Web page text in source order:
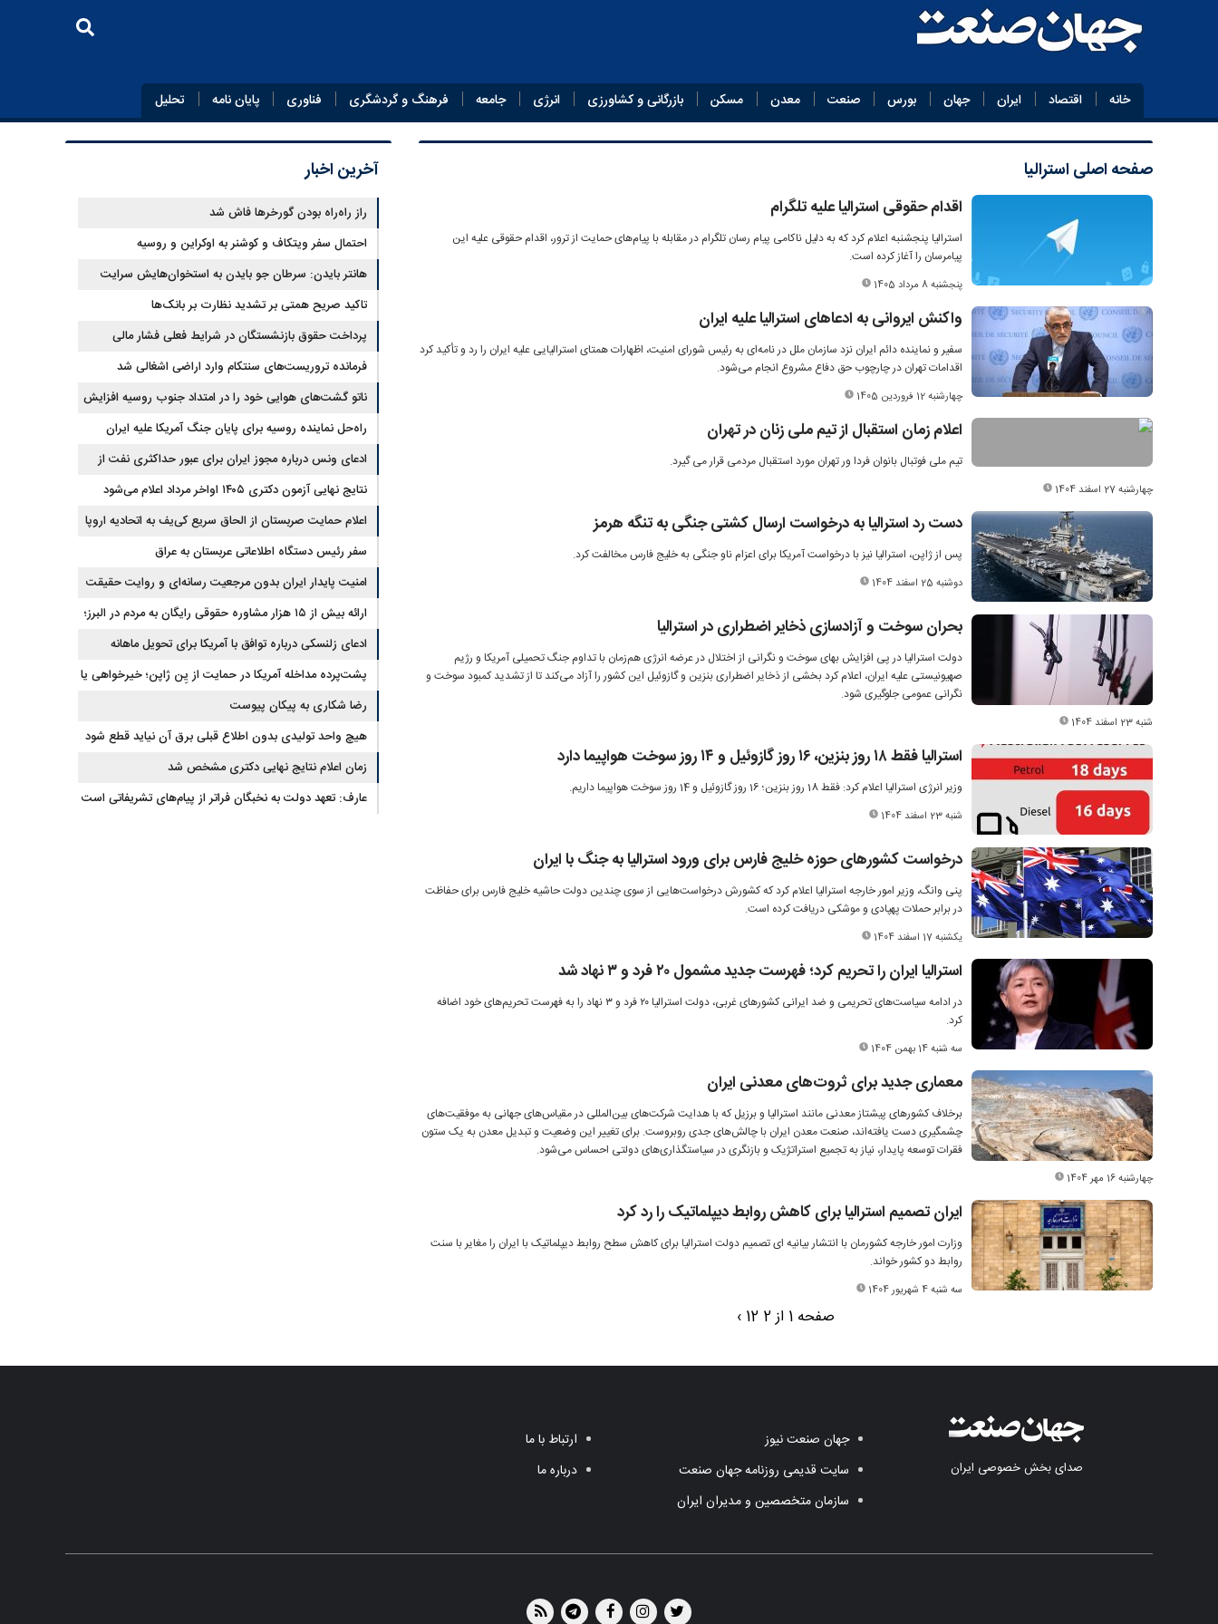
خانه اقتصاد ایران جهان بورس صنعت معدن مسکن بازرگانی و کشاورزی انرژی جامعه فرهنگ و گردشگری فناوری پایان‌ نامه تحلیل
صفحه اصلیاسترالیا
اقدام حقوقی استرالیا علیه تلگرام
استرالیا پنجشنبه اعلام کرد که به دلیل ناکامی پیام رسان تلگرام در مقابله با پیام‌های حمایت از ترور، اقدام حقوقی علیه این
پیامرسان را آغاز کرده است.
پنجشنبه 8 مرداد 1405
واکنش ایروانی به ادعاهای استرالیا علیه ایران
سفیر و نماینده دائم ایران نزد سازمان ملل در نامه‌ای به رئیس شورای امنیت، اظهارات همتای استرالیایی علیه ایران را رد و تأکید کرد
اقدامات تهران در چارچوب حق دفاع مشروع انجام می‌شود.
چهارشنبه 12 فروردین 1405
اعلام زمان استقبال از تیم ملی زنان در تهران
تیم ملی فوتبال بانوان فردا ور تهران مورد استقبال مردمی قرار می گیرد.
چهارشنبه 27 اسفند 1404
دست رد استرالیا به درخواست ارسال کشتی جنگی به تنگه هرمز
پس از ژاپن، استرالیا نیز با درخواست آمریکا برای اعزام ناو جنگی به خلیج فارس مخالفت کرد.
دوشنبه 25 اسفند 1404
بحران سوخت و آزادسازی ذخایر اضطراری در استرالیا
دولت استرالیا در پی افزایش بهای سوخت و نگرانی از اختلال در عرضه انرژی هم‌زمان با تداوم جنگ تحمیلی آمریکا و رژیم
صهیونیستی علیه ایران، اعلام کرد بخشی از ذخایر اضطراری بنزین و گازوئیل این کشور را آزاد می‌کند تا از تشدید کمبود سوخت و
نگرانی عمومی جلوگیری شود.
شنبه 23 اسفند 1404
استرالیا فقط ۱۸ روز بنزین، ۱۶ روز گازوئیل و ۱۴ روز سوخت هواپیما دارد
وزیر انرژی استرالیا اعلام کرد: فقط 18 روز بنزین؛ 16 روز گازوئیل و 14 روز سوخت هواپیما داریم.
شنبه 23 اسفند 1404
درخواست کشورهای حوزه خلیج فارس برای ورود استرالیا به جنگ با ایران
پنی وانگ، وزیر امور خارجه استرالیا اعلام کرد که کشورش درخواست‌هایی از سوی چندین دولت حاشیه خلیج فارس برای حفاظت
در برابر حملات پهپادی و موشکی دریافت کرده است.
یکشنبه 17 اسفند 1404
استرالیا ایران را تحریم کرد؛ فهرست جدید مشمول ۲۰ فرد و ۳ نهاد شد
در ادامه سیاست‌های تحریمی و ضد ایرانی کشورهای غربی، دولت استرالیا ۲۰ فرد و ۳ نهاد را به فهرست تحریم‌های خود اضافه
کرد.
سه شنبه 14 بهمن 1404
معماری جدید برای ثروت‌های معدنی ایران
برخلاف کشورهای پیشتاز معدنی مانند استرالیا و برزیل که با هدایت شرکت‌های بین‌المللی در مقیاس‌های جهانی به موفقیت‌های
چشمگیری دست یافته‌اند، صنعت معدن ایران با چالش‌های جدی روبروست. برای تغییر این وضعیت و تبدیل معدن به یک ستون
فقرات توسعه پایدار، نیاز به تجمیع استراتژیک و بازنگری در سیاستگذاری‌های دولتی احساس می‌شود.
چهارشنبه 16 مهر 1404
ایران تصمیم استرالیا برای کاهش روابط دیپلماتیک را رد کرد
وزارت امور خارجه کشورمان با انتشار بیانیه ای تصمیم دولت استرالیا برای کاهش سطح روابط دیپلماتیک با ایران را مغایر با سنت
روابط دو کشور خواند.
سه شنبه 4 شهریور 1404
صفحه 1 از 2 12
›
آخرین اخبار
راز راه‌راه بودن گورخرها فاش شد
احتمال سفر ویتکاف و کوشنر به اوکراین و روسیه
هانتر بایدن: سرطان جو بایدن به استخوان‌هایش سرایت
کرده است
تاکید صریح همتی بر تشدید نظارت بر بانک‌ها
پرداخت حقوق بازنشستگان در شرایط فعلی فشار مالی
سنگینی بر دولت دارد
فرمانده تروریست‌های سنتکام وارد اراضی اشغالی شد
ناتو گشت‌های هوایی خود را در امتداد جنوب روسیه افزایش
داده است
راه‌حل نماینده روسیه برای پایان جنگ آمریکا علیه ایران
ادعای ونس درباره مجوز ایران برای عبور حداکثری نفت از
تنگه هرمز
نتایج نهایی آزمون دکتری ۱۴۰۵ اواخر مرداد اعلام می‌شود
اعلام حمایت صربستان از الحاق سریع کی‌یف به اتحادیه اروپا
سفر رئیس دستگاه اطلاعاتی عربستان به عراق
امنیت پایدار ایران بدون مرجعیت رسانه‌ای و روایت حقیقت
ممکن نیست
ارائه بیش از ۱۵ هزار مشاوره حقوقی رایگان به مردم در البرز؛
هشدار به فعالیت وکیل بلاگرها
ادعای زلنسکی درباره توافق با آمریکا برای تحویل ماهانه
موشک‌های رهگیر
پشت‌پرده مداخله آمریکا در حمایت از یِن ژاپن؛ خیرخواهی یا
خودخواهی؟
رضا شکاری به پیکان پیوست
هیچ واحد تولیدی بدون اطلاع قبلی برق آن نیاید قطع شود
زمان اعلام نتایج نهایی دکتری مشخص شد
عارف: تعهد دولت به نخبگان فراتر از پیام‎‌های تشریفاتی است
صدای بخش خصوصی ایران
جهان صنعت نیوز
سایت قدیمی روزنامه جهان صنعت
سازمان متخصصین و مدیران ایران
ارتباط با ما
درباره ما